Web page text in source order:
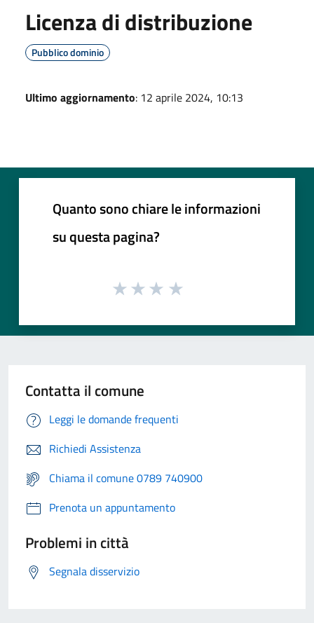
Licenza di distribuzione
Pubblico dominio
Ultimo aggiornamento: 12 aprile 2024, 10:13
Quanto sono chiare le informazioni
su questa pagina?
Contatta il comune
Leggi le domande frequenti
Richiedi Assistenza
Chiama il comune 0789 740900
Prenota un appuntamento
Problemi in città
Segnala disservizio